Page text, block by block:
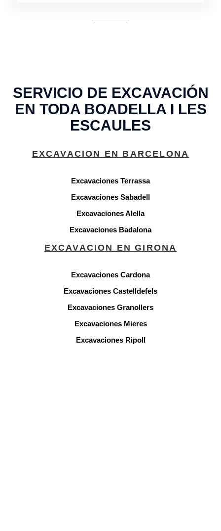
SERVICIO DE EXCAVACIÓN
EN TODA BOADELLA I LES
ESCAULES
EXCAVACION EN BARCELONA
Excavaciones Terrassa
Excavaciones Sabadell
Excavaciones Alella
Excavaciones Badalona
EXCAVACION EN GIRONA
Excavaciones Cardona
Excavaciones Castelldefels
Excavaciones Granollers
Excavaciones Mieres
Excavaciones Ripoll